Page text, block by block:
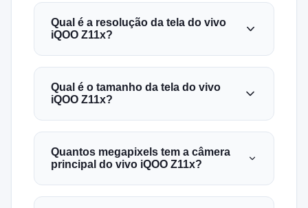
Qual é a resolução da tela do vivo
iQOO Z11x?
Qual é o tamanho da tela do vivo
iQOO Z11x?
Quantos megapixels tem a câmera
principal do vivo iQOO Z11x?